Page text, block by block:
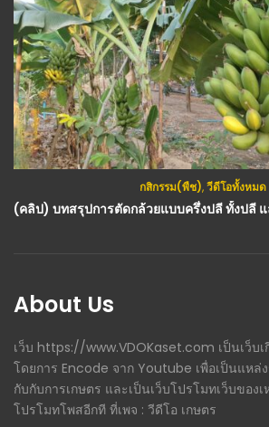
กสิกรรม(พืช),วีดีโอทั้งหมด
About Us
เว็บ https://www.VDOKaset.com เป็นเว็บเ
โดยการ Encode จาก Youtube เพื่อเป็นแหล่
กับกับการเกษตร และเป็นเว็บโปรโมทเว็บของ
โปรโมทโพสอีกที ที่เพจ : วีดีโอ เกษตร